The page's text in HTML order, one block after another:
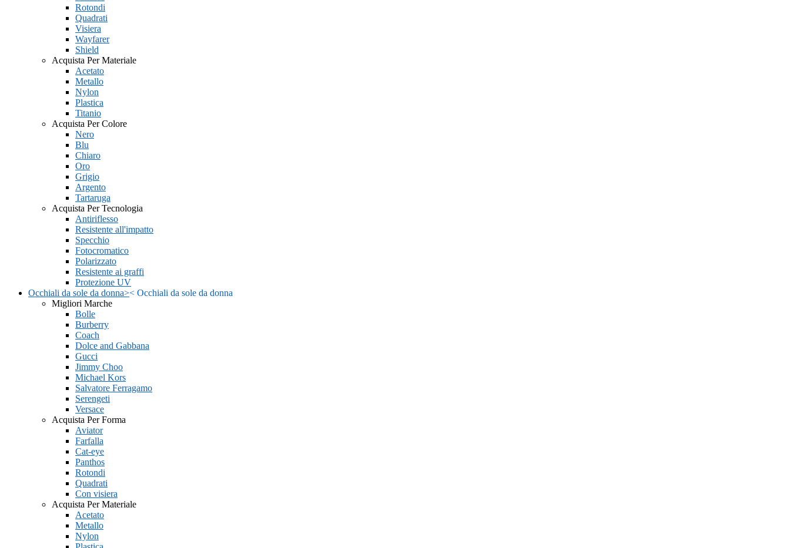
Rotondi
Quadrati
Visiera
Wayfarer
Shield
Acquista Per Materiale
Acetato
Metallo
Nylon
Plastica
Titanio
Acquista Per Colore
Nero
Blu
Chiaro
Oro
Grigio
Argento
Tartaruga
Acquista Per Tecnologia
Antiriflesso
Resistente all'impatto
Specchio
Fotocromatico
Polarizzato
Resistente ai graffi
Protezione UV
Occhiali da sole da donna>< Occhiali da sole da donna
Migliori Marche
Bolle
Burberry
Coach
Dolce and Gabbana
Gucci
Jimmy Choo
Michael Kors
Salvatore Ferragamo
Serengeti
Versace
Acquista Per Forma
Aviator
Farfalla
Cat-eye
Panthos
Rotondi
Quadrati
Con visiera
Acquista Per Materiale
Acetato
Metallo
Nylon